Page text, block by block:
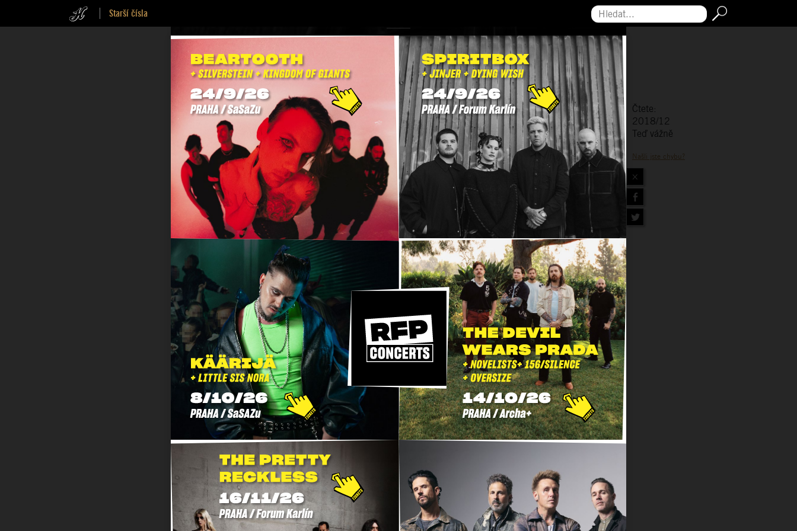
Starší čísla
Hledat...
Čtete:
2018/12
Teď vážně
Našli jste chybu?
×